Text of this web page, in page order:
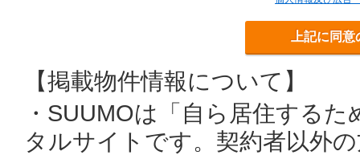
上記に同
【掲載物件情報について】
・SUUMOは「自ら居住する
タルサイトです。契約者以外